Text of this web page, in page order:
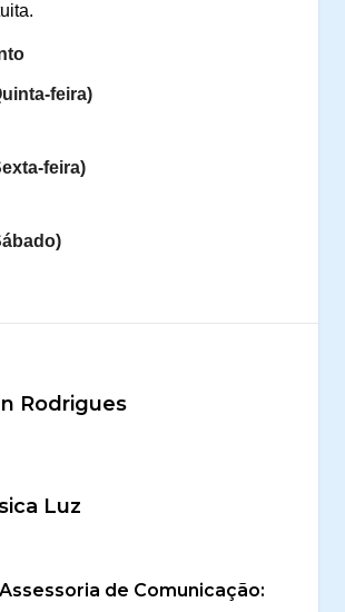
feira)
feira)
Rodrigues
Luz
de Comunicação: